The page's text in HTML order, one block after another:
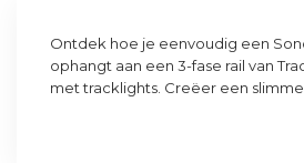
Ontdek hoe je eenvoudig een
ophangt aan een 3-fase rail van
met tracklights. Creëer een slimme